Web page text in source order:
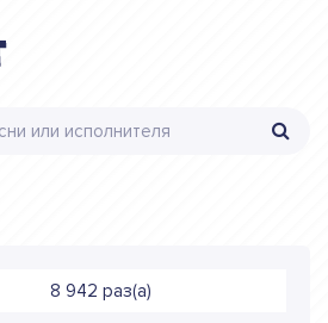
8 942 раз(а)